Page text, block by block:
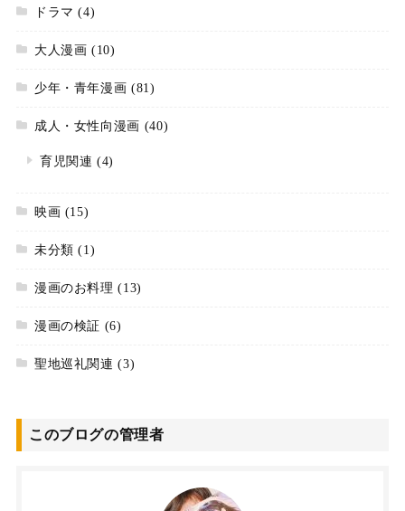
ドラマ (4)
大人漫画 (10)
少年・青年漫画 (81)
成人・女性向漫画 (40)
育児関連 (4)
映画 (15)
未分類 (1)
漫画のお料理 (13)
漫画の検証 (6)
聖地巡礼関連 (3)
このブログの管理者